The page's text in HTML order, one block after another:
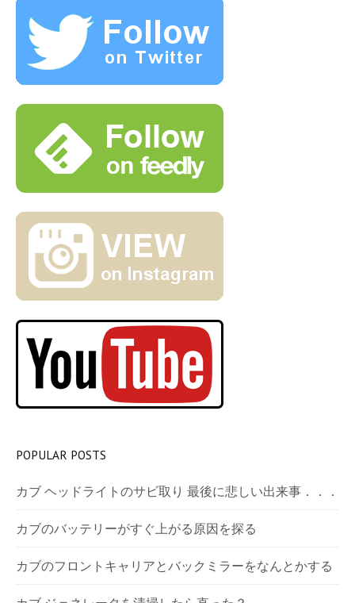
POPULAR POSTS
カブ ヘッドライトのサビ取り 最後に悲しい出来事．．．
カブのバッテリーがすぐ上がる原因を探る
カブのフロントキャリアとバックミラーをなんとかする